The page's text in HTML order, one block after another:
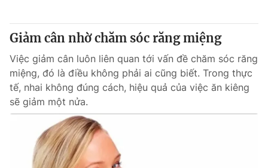
Giảm cân nhờ chăm sóc răng miệng
Việc giảm cân luôn liên quan tới vấn đề chăm sóc răng
miệng, đó là điều không phải ai cũng biết. Trong thực
tế, nhai không đúng cách, hiệu quả của việc ăn kiêng
sẽ giảm một nửa.